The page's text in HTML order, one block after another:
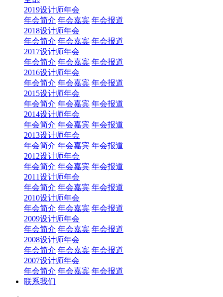
2019设计师年会
年会简介 年会嘉宾 年会报道
2018设计师年会
年会简介 年会嘉宾 年会报道
2017设计师年会
年会简介 年会嘉宾 年会报道
2016设计师年会
年会简介 年会嘉宾 年会报道
2015设计师年会
年会简介 年会嘉宾 年会报道
2014设计师年会
年会简介 年会嘉宾 年会报道
2013设计师年会
年会简介 年会嘉宾 年会报道
2012设计师年会
年会简介 年会嘉宾 年会报道
2011设计师年会
年会简介 年会嘉宾 年会报道
2010设计师年会
年会简介 年会嘉宾 年会报道
2009设计师年会
年会简介 年会嘉宾 年会报道
2008设计师年会
年会简介 年会嘉宾 年会报道
2007设计师年会
年会简介 年会嘉宾 年会报道
联系我们